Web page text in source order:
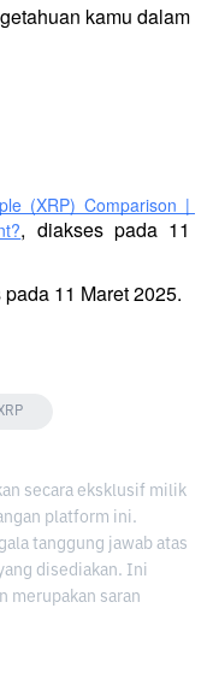
kamu dalam
(XRP) Comparison |
, diakses pada 11
11 Maret 2025.
secara eksklusif milik
platform ini.
tanggung jawab atas
disediakan. Ini
merupakan saran